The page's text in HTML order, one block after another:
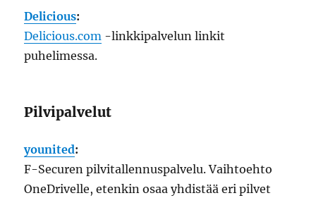
Delicious:
Delicious.com -linkkipalvelun linkit
puhelimessa.
Pilvipalvelut
younited:
F-Securen pilvitallennuspalvelu. Vaihtoehto
OneDrivelle, etenkin osaa yhdistää eri pilvet